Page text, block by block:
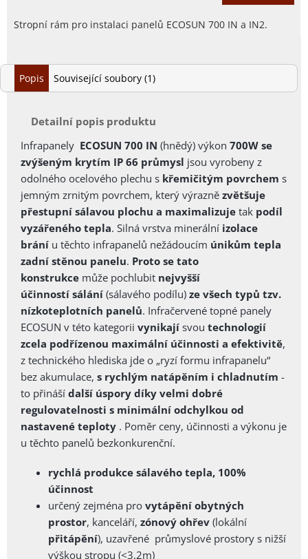
Stropní rám pro instalaci panelů ECOSUN 700 IN a IN2.
Popis Související soubory (1)
Detailní popis produktu
Infrapanely ECOSUN 700 IN (hnědý) výkon 700W se
zvýšeným krytím IP 66 průmysl jsou vyrobeny z
odolného ocelového plechu s křemičitým povrchem s
jemným zrnitým povrchem, který výrazně zvětšuje
přestupní sálavou plochu a maximalizuje tak podíl
vyzářeného tepla. Silná vrstva minerální izolace
brání u těchto infrapanelů nežádoucím únikům tepla
zadní stěnou panelu. Proto se tato
konstrukce může pochlubit nejvyšší
účinností sálání (sálavého podílu) ze všech typů tzv.
nízkoteplotních panelů. Infračervené topné panely
ECOSUN v této kategorii vynikají svou technologií
zcela podřízenou maximální účinnosti a efektivitě,
z technického hlediska jde o „ryzí formu infrapanelu“
bez akumulace, s rychlým natápěním i chladnutím -
to přináší další úspory díky velmi dobré
regulovatelnosti s minimální odchylkou od
nastavené teploty . Poměr ceny, účinnosti a výkonu je
u těchto panelů bezkonkurenční.
rychlá produkce sálavého tepla, 100%
účinnost
určený zejména pro vytápění obytných
prostor, kanceláří, zónový ohřev (lokální
přitápění), uzavřené průmyslové prostory s nižší
výškou stropu (<3,2m)